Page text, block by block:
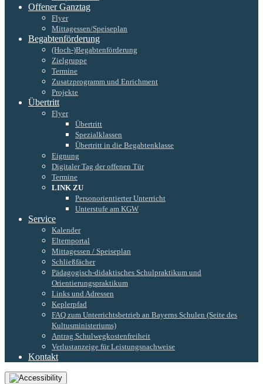
Offener Ganztag
Flyer
Mittagessen/Speiseplan
Begabtenförderung
(Hoch-)Begabtenförderung
Zielgruppe
Termine
Zusatzprogramm und Enrichment
Projekte
Übertritt
Flyer
Übertritt
Spezialklassen
Übertritt in die Begabtenklasse
Eignung
Digitaler Tag der offenen Tür
Termine
LINK ZU
Personorientierter Unterricht
Unterstufe am KGW
Service
Kalender
Elternportal
Mittagessen / Speiseplan
Schließfächer
Pädagogisch-didaktisches Schulpraktikum und
Orientierungspraktikum
Links und Adressen
Keplerpfad
FAQ zum Unterrichtsbetrieb an Bayerns Schulen (Seite des
Kultusministeriums)
Antrag Schulwegkostenfreiheit
Verlustanzeige für Leistungsnachweise
Kontakt